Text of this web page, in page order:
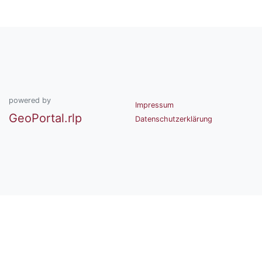
powered by
GeoPortal.rlp
Impressum
Datenschutzerklärung